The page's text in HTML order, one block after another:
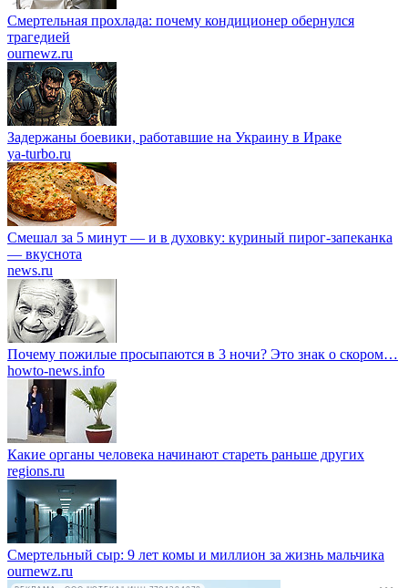
Смертельная прохлада: почему кондиционер обернулся
трагедией
ournewz.ru
Задержаны боевики, работавшие на Украину в Ираке
ya-turbo.ru
Смешал за 5 минут — и в духовку: куриный пирог-запеканка
— вкуснота
news.ru
Почему пожилые просыпаются в 3 ночи? Это знак о скором…
howto-news.info
Какие органы человека начинают стареть раньше других
regions.ru
Смертельный сыр: 9 лет комы и миллион за жизнь мальчика
ournewz.ru